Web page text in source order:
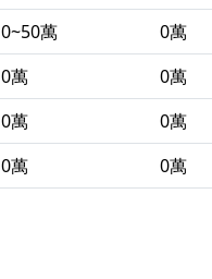
0~50萬
0萬
0萬
0萬
0萬
0萬
0萬 0萬